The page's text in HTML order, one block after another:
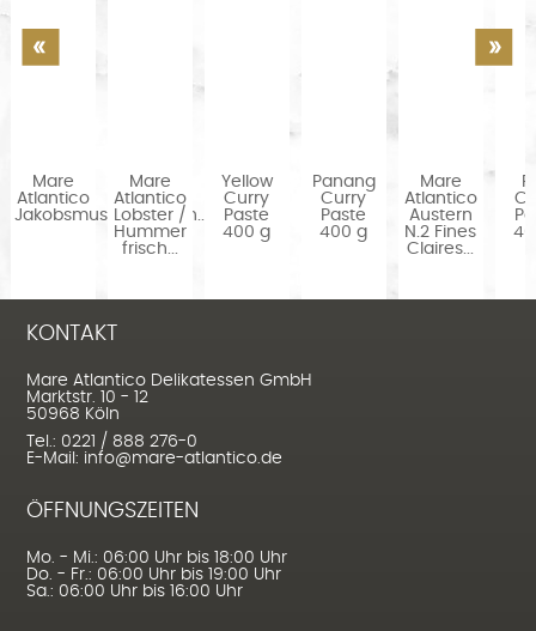
Mare
Atlantico
Jakobsmuschelfleisch...
Mare
Atlantico
Lobster /
Hummer
frisch...
Yellow
Curry
Paste
400 g
Panang
Curry
Paste
400 g
Mare
Atlantico
Austern
N.2 Fines
Claires...
KONTAKT
Mare Atlantico Delikatessen GmbH
Marktstr. 10 - 12
50968 Köln
Tel.: 0221 / 888 276-0
E-Mail: info@mare-atlantico.de
ÖFFNUNGSZEITEN
Mo. - Mi.: 06:00 Uhr bis 18:00 Uhr
Do. - Fr.: 06:00 Uhr bis 19:00 Uhr
Sa.: 06:00 Uhr bis 16:00 Uhr